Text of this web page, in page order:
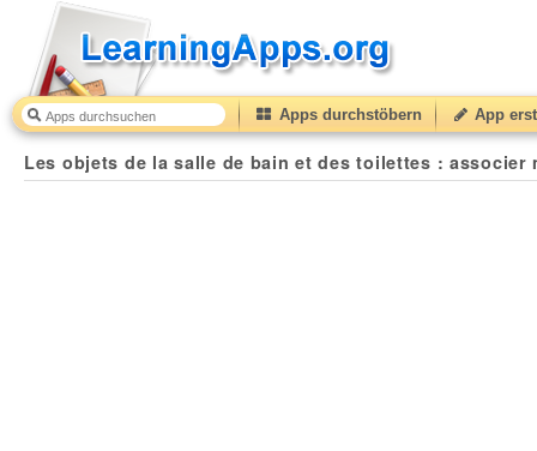
Apps durchstöbern App
Les objets de la salle de bain et des toilettes : associer